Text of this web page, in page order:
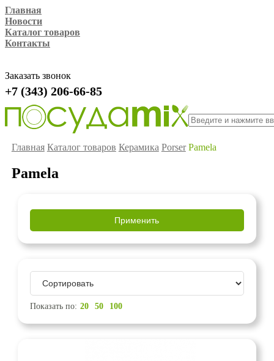
Главная
Новости
Каталог товаров
Контакты
Заказать звонок
+7 (343) 206-66-85
Главная Каталог товаров Керамика Porser Pamela
Pamela
Показать по: 20 50 100